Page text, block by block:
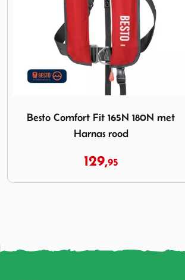
Zwemvest Besto ECON 70++kg Extra
Large
44,95